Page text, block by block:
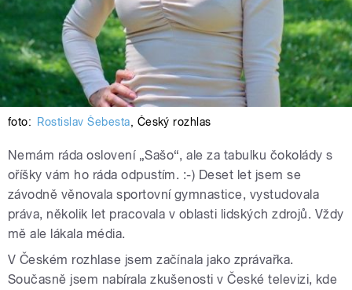
foto: Rostislav Šebesta, Český rozhlas
Nemám ráda oslovení „Sašo“, ale za tabulku čokolády s
oříšky vám ho ráda odpustím. :-) Deset let jsem se
závodně věnovala sportovní gymnastice, vystudovala
práva, několik let pracovala v oblasti lidských zdrojů. Vždy
mě ale lákala média.
V Českém rozhlase jsem začínala jako zprávařka.
Současně jsem nabírala zkušenosti v České televizi, kde